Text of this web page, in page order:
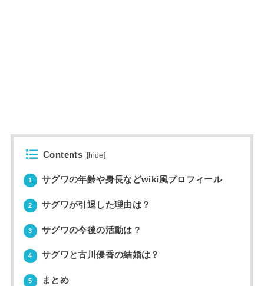
Contents [hide]
1 サグワの年齢や身長などwiki風プロフィール
2 サグワが引退した理由は？
3 サグワの今後の活動は？
4 サグワと古川優香の結婚は？
5 まとめ